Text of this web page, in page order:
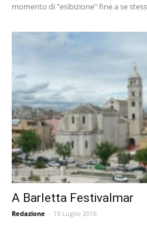
momento di "esibizione" fine a se
A Barletta Festivalmar
Redazione - 19 Luglio 2016